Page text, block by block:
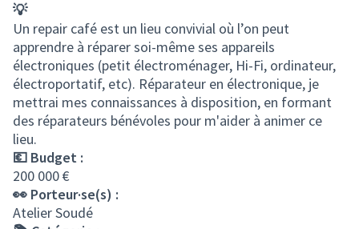
💡
Un repair café est un lieu convivial où l’on peut
apprendre à réparer soi-même ses appareils
électroniques (petit électroménager, Hi-Fi, ordinateur,
électroportatif, etc). Réparateur en électronique, je
mettrai mes connaissances à disposition, en formant
des réparateurs bénévoles pour m'aider à animer ce
lieu.
💶 Budget :
200 000 €
👀 Porteur·se(s) :
Atelier Soudé